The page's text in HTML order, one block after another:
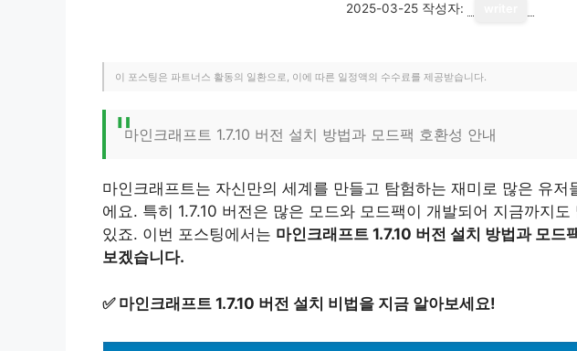
2025-03-25 작성자:
이 포스팅은 파트너스 활동의 일환으로, 이에 따른 일정액의 수수료를 제공받습니다.
마인크래프트 1.7.10 버전 설치 방법과 모드팩 호환성 안내
마인크래프트는 자신만의 세계를 만들고 탐험하는 재미로 많은 유저
에요. 특히 1.7.10 버전은 많은 모드와 모드팩이 개발되어 지금까지
있죠. 이번 포스팅에서는 마인크래프트 1.7.10 버전 설치 방법과 모드
보겠습니다.
✅ 마인크래프트 1.7.10 버전 설치 비법을 지금 알아보세요!